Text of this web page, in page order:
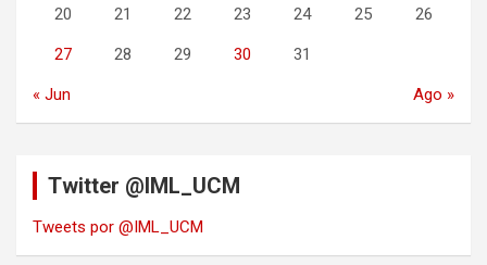
20 21 22 23 24 25 26
27 28 29 30 31
« Jun Ago »
Twitter @IML_UCM
Tweets por @IML_UCM